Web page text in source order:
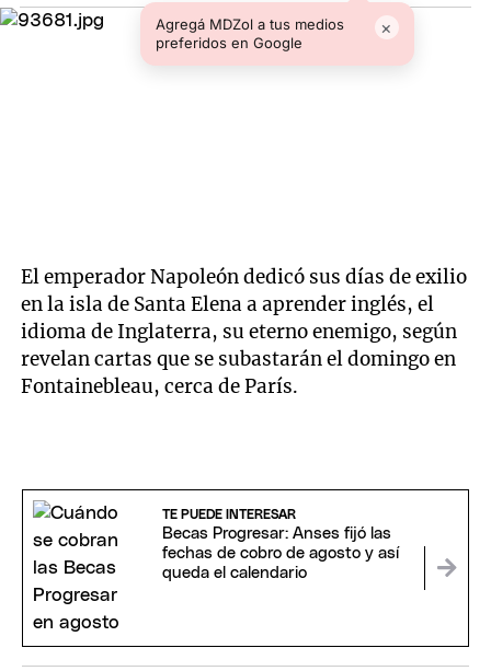
Agregá MDZol a tus medios
preferidos en Google
×
El emperador Napoleón dedicó sus días de exilio
en la isla de Santa Elena a aprender inglés, el
idioma de Inglaterra, su eterno enemigo, según
revelan cartas que se subastarán el domingo en
Fontainebleau, cerca de París.
TE PUEDE INTERESAR
Becas Progresar: Anses fijó las
fechas de cobro de agosto y así
queda el calendario